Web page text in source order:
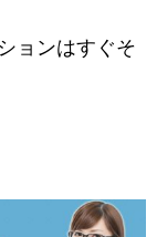
ョンはすぐそ